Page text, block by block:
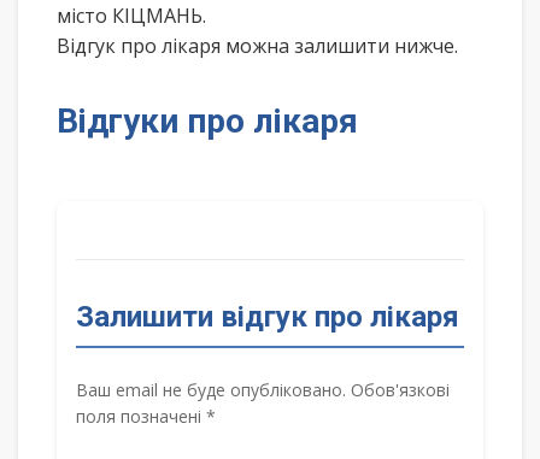
місто КІЦМАНЬ.
Відгук про лікаря можна залишити нижче.
Відгуки про лікаря
Залишити відгук про лікаря
Ваш email не буде опубліковано. Обов'язкові
поля позначені *